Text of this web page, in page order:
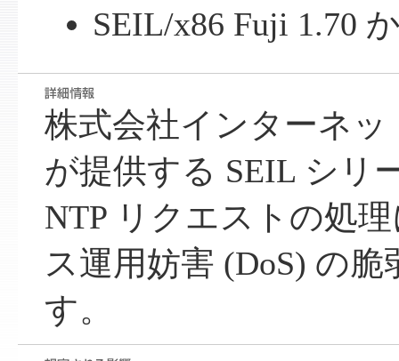
SEIL/x86 Fuji 1.70
株式会社インターネ
が提供する SEIL シリ
NTP リクエストの処
ス運用妨害 (DoS) の
す。